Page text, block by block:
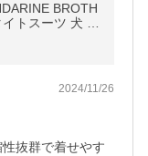
BROTH
トスーツ 犬 服
通年 春 つなぎ
2024/11/26
抜群で着せやす